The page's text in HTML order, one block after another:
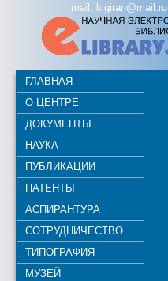
mail: kigiran@mail.ru
ГЛАВНАЯ
О ЦЕНТРЕ
ДОКУМЕНТЫ
НАУКА
ПУБЛИКАЦИИ
ПАТЕНТЫ
АСПИРАНТУРА
СОТРУДНИЧЕСТВО
ТИПОГРАФИЯ
МУЗЕЙ